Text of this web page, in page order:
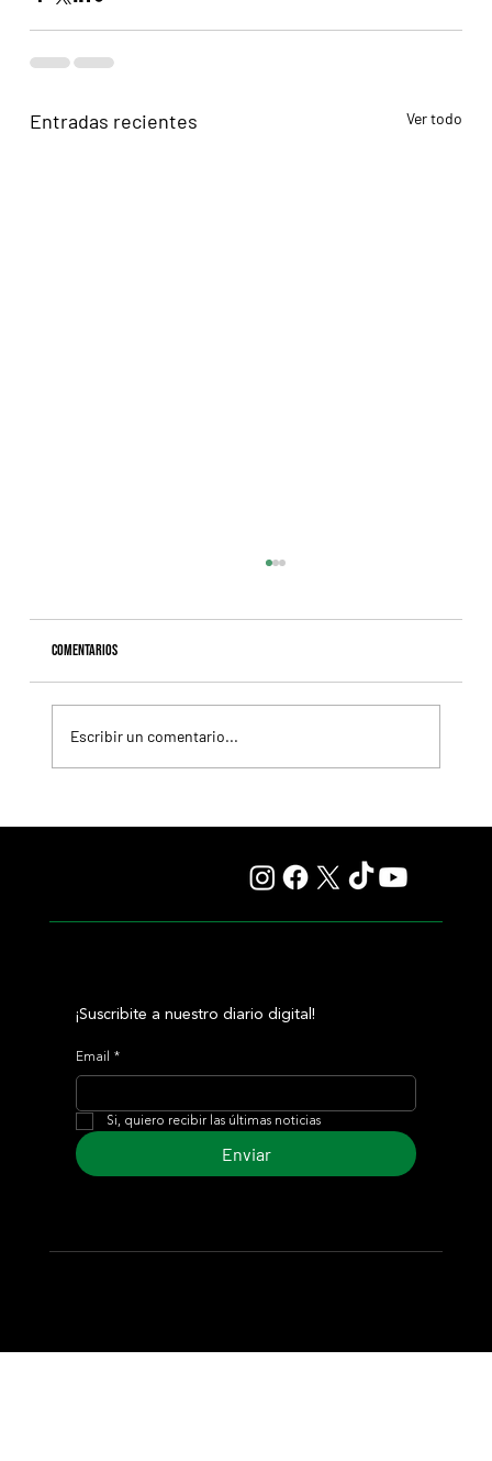
Entradas recientes Ver todo
Comentarios
Escribir un comentario...
¡Suscribite a nuestro diario digital!
Email *
Si, quiero recibir las últimas noticias
Enviar